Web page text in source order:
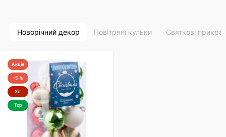
Новорічний декор Повітряні кульки Святкові
Акція
-5 %
Хіт
Top